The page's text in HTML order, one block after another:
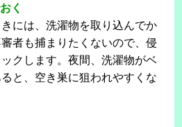
く
には、洗濯物を取り込んでか
者も捕まりたくないので、侵
クします。夜間、洗濯物がベ
と、空き巣に狙われやすくな